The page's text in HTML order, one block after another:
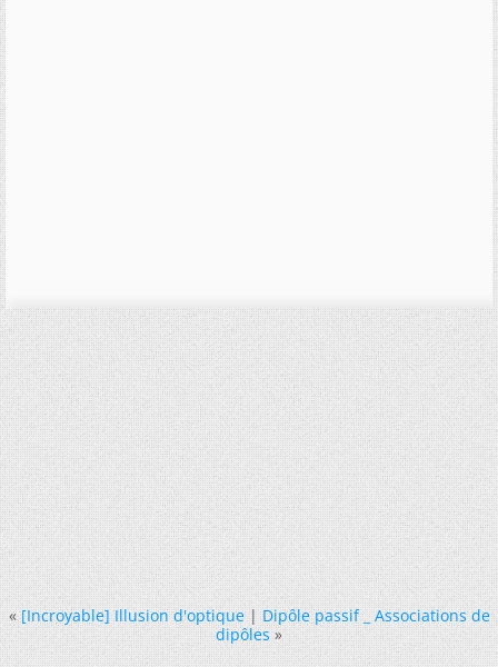
« [Incroyable] Illusion d'optique|Dipôle passif _ Associations de
dipôles »